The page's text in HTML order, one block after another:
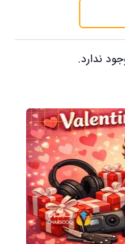
ندارد.